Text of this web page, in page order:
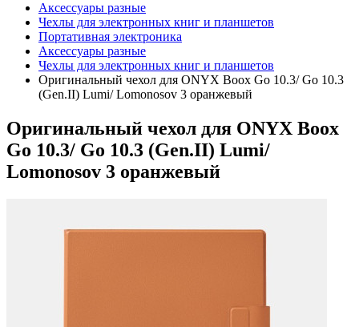
Аксессуары разные
Чехлы для электронных книг и планшетов
Портативная электроника
Аксессуары разные
Чехлы для электронных книг и планшетов
Оригинальный чехол для ONYX Boox Go 10.3/ Go 10.3
(Gen.II) Lumi/ Lomonosov 3 оранжевый
Оригинальный чехол для ONYX Boox
Go 10.3/ Go 10.3 (Gen.II) Lumi/
Lomonosov 3 оранжевый